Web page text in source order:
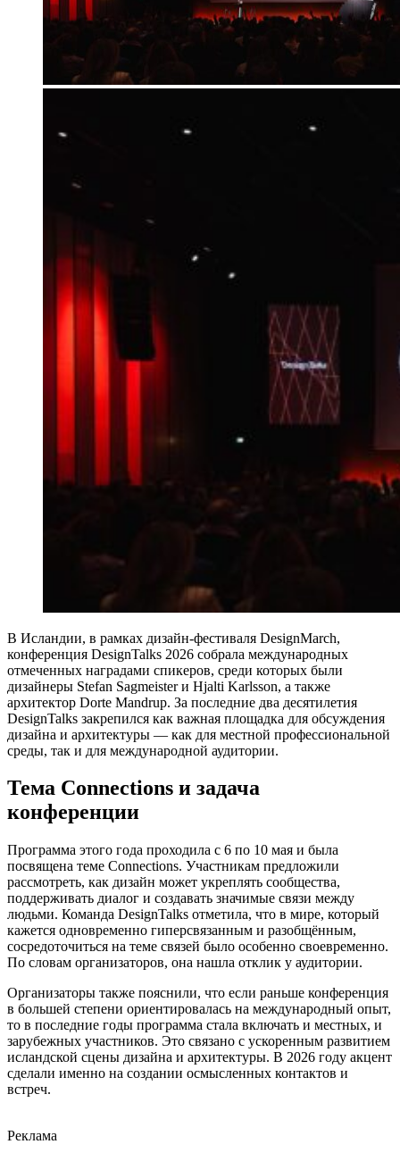
В Исландии, в рамках дизайн-фестиваля DesignMarch,
конференция DesignTalks 2026 собрала международных
отмеченных наградами спикеров, среди которых были
дизайнеры Stefan Sagmeister и Hjalti Karlsson, а также
архитектор Dorte Mandrup. За последние два десятилетия
DesignTalks закрепился как важная площадка для обсуждения
дизайна и архитектуры — как для местной профессиональной
среды, так и для международной аудитории.
Тема Connections и задача
конференции
Программа этого года проходила с 6 по 10 мая и была
посвящена теме Connections. Участникам предложили
рассмотреть, как дизайн может укреплять сообщества,
поддерживать диалог и создавать значимые связи между
людьми. Команда DesignTalks отметила, что в мире, который
кажется одновременно гиперсвязанным и разобщённым,
сосредоточиться на теме связей было особенно своевременно.
По словам организаторов, она нашла отклик у аудитории.
Организаторы также пояснили, что если раньше конференция
в большей степени ориентировалась на международный опыт,
то в последние годы программа стала включать и местных, и
зарубежных участников. Это связано с ускоренным развитием
исландской сцены дизайна и архитектуры. В 2026 году акцент
сделали именно на создании осмысленных контактов и
встреч.
Реклама